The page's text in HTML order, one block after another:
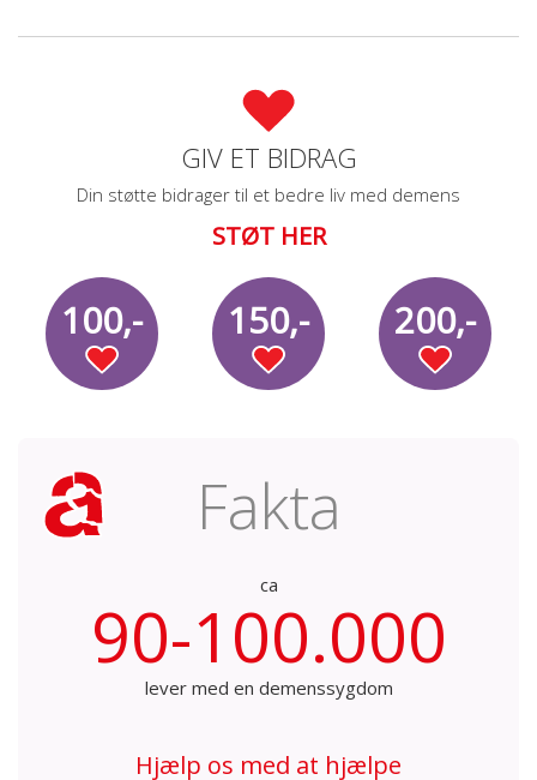
GIV ET BIDRAG
Din støtte bidrager til et bedre liv med demens
STØT HER
100,- 150,- 200,-
Fakta
ca
90-100.000
lever med en demenssygdom
Hjælp os med at hjælpe